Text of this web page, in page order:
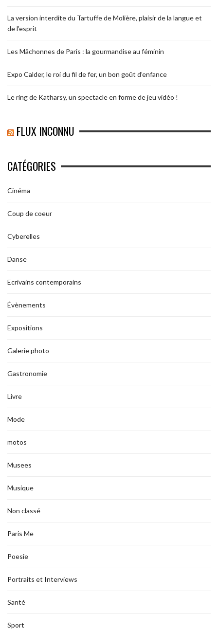
La version interdite du Tartuffe de Molière, plaisir de la langue et
de l’esprit
Les Mâchonnes de Paris : la gourmandise au féminin
Expo Calder, le roi du fil de fer, un bon goût d’enfance
Le ring de Katharsy, un spectacle en forme de jeu vidéo !
FLUX INCONNU
CATÉGORIES
Cinéma
Coup de coeur
Cyberelles
Danse
Ecrivains contemporains
Évènements
Expositions
Galerie photo
Gastronomie
Livre
Mode
motos
Musees
Musique
Non classé
Paris Me
Poesie
Portraits et Interviews
Santé
Sport